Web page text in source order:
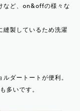
など、on&offの様々な
縫製しているため洗濯
ダートートが便利。
多いです。